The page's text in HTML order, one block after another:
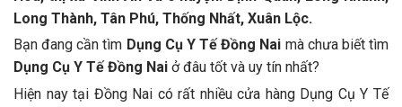
Long Thành, Tân Phú, Thống Nhất, Xuân Lộc.
Bạn đang cần tìm Dụng Cụ Y Tế Đồng Nai mà chưa biết tìm
Dụng Cụ Y Tế Đồng Nai ở đâu tốt và uy tín nhất?
Hiện nay tại Đồng Nai có rất nhiều cửa hàng Dụng Cụ Y Tế